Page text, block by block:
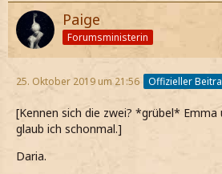
Paige
Forumsministerin
25. Oktober 2019 um 21:56 Offizieller
[Kennen sich die zwei? *grübel*
glaub ich schonmal.]
Daria.